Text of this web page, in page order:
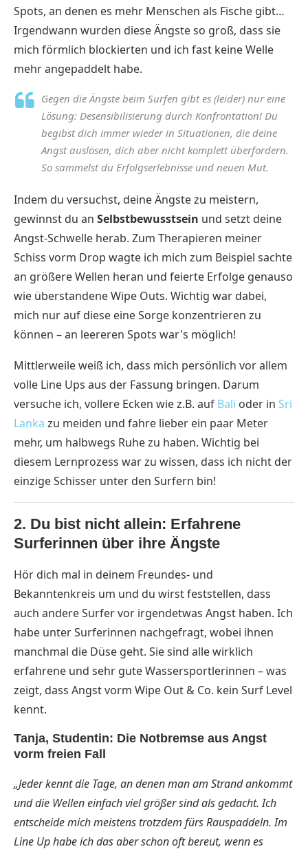
Spots, an denen es mehr Menschen als Fische gibt…
Irgendwann wurden diese Ängste so groß, dass sie
mich förmlich blockierten und ich fast keine Welle
mehr angepaddelt habe.
Gegen die Ängste beim Surfen gibt es (leider) nur eine
Lösung: Desensibilisierung durch Konfrontation! Du
begibst dich immer wieder in Situationen, die deine
Angst auslösen, dich aber nicht komplett überfordern.
So sammelst du Erfolgserlebnisse und neuen Mut.
Indem du versuchst, deine Ängste zu meistern,
gewinnst du an Selbstbewusstsein und setzt deine
Angst-Schwelle herab. Zum Therapieren meiner
Schiss vorm Drop wagte ich mich zum Beispiel sachte
an größere Wellen heran und feierte Erfolge genauso
wie überstandene Wipe Outs. Wichtig war dabei,
mich nur auf diese eine Sorge konzentrieren zu
können – an leereren Spots war's möglich!
Mittlerweile weiß ich, dass mich persönlich vor allem
volle Line Ups aus der Fassung bringen. Darum
versuche ich, vollere Ecken wie z.B. auf Bali oder in Sri
Lanka zu meiden und fahre lieber ein paar Meter
mehr, um halbwegs Ruhe zu haben. Wichtig bei
diesem Lernprozess war zu wissen, dass ich nicht der
einzige Schisser unter den Surfern bin!
2. Du bist nicht allein: Erfahrene
Surferinnen über ihre Ängste
Hör dich mal in deinem Freundes- und
Bekanntenkreis um und du wirst feststellen, dass
auch andere Surfer vor irgendetwas Angst haben. Ich
habe unter Surferinnen nachgefragt, wobei ihnen
manchmal die Düse geht. Sie sind alle wirklich
erfahrene und sehr gute Wassersportlerinnen – was
zeigt, dass Angst vorm Wipe Out & Co. kein Surf Level
kennt.
Tanja, Studentin: Die Notbremse aus Angst
vorm freien Fall
„Jeder kennt die Tage, an denen man am Strand ankommt
und die Wellen einfach viel größer sind als gedacht. Ich
entscheide mich meistens trotzdem fürs Rauspaddeln. Im
Line Up habe ich das aber schon oft bereut, wenn es